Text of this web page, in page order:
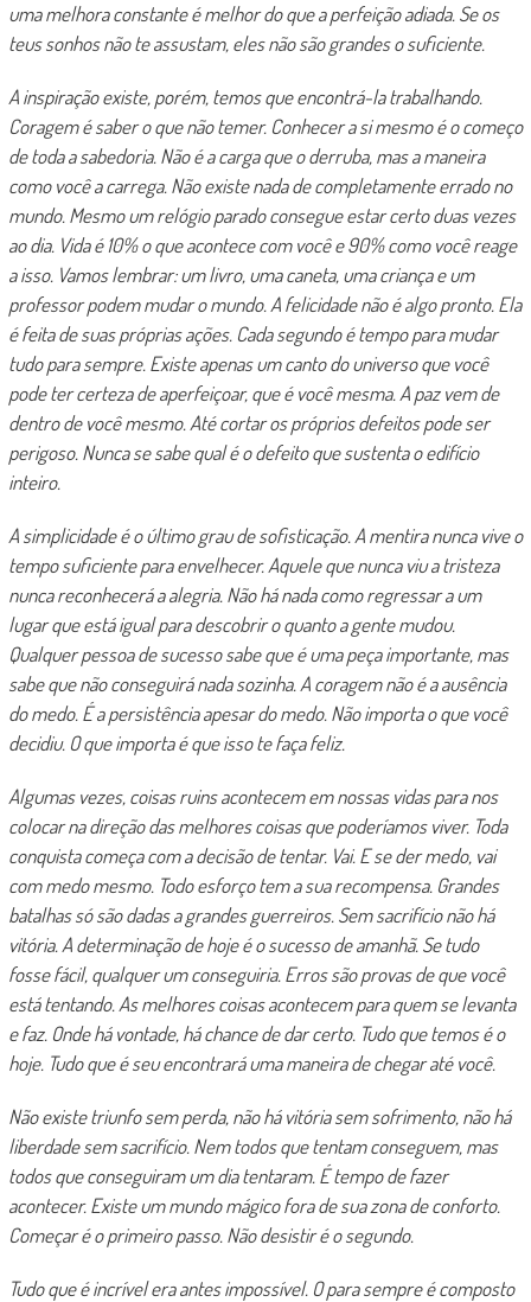
uma melhora constante é melhor do que a perfeição adiada. Se os
teus sonhos não te assustam, eles não são grandes o suficiente.
A inspiração existe, porém, temos que encontrá-la trabalhando.
Coragem é saber o que não temer. Conhecer a si mesmo é o começo
de toda a sabedoria. Não é a carga que o derruba, mas a maneira
como você a carrega. Não existe nada de completamente errado no
mundo. Mesmo um relógio parado consegue estar certo duas vezes
ao dia. Vida é 10% o que acontece com você e 90% como você reage
a isso. Vamos lembrar: um livro, uma caneta, uma criança e um
professor podem mudar o mundo. A felicidade não é algo pronto. Ela
é feita de suas próprias ações. Cada segundo é tempo para mudar
tudo para sempre. Existe apenas um canto do universo que você
pode ter certeza de aperfeiçoar, que é você mesma. A paz vem de
dentro de você mesmo. Até cortar os próprios defeitos pode ser
perigoso. Nunca se sabe qual é o defeito que sustenta o edifício
inteiro.
A simplicidade é o último grau de sofisticação. A mentira nunca vive o
tempo suficiente para envelhecer. Aquele que nunca viu a tristeza
nunca reconhecerá a alegria. Não há nada como regressar a um
lugar que está igual para descobrir o quanto a gente mudou.
Qualquer pessoa de sucesso sabe que é uma peça importante, mas
sabe que não conseguirá nada sozinha. A coragem não é a ausência
do medo. É a persistência apesar do medo. Não importa o que você
decidiu. O que importa é que isso te faça feliz.
Algumas vezes, coisas ruins acontecem em nossas vidas para nos
colocar na direção das melhores coisas que poderíamos viver. Toda
conquista começa com a decisão de tentar. Vai. E se der medo, vai
com medo mesmo. Todo esforço tem a sua recompensa. Grandes
batalhas só são dadas a grandes guerreiros. Sem sacrifício não há
vitória. A determinação de hoje é o sucesso de amanhã. Se tudo
fosse fácil, qualquer um conseguiria. Erros são provas de que você
está tentando. As melhores coisas acontecem para quem se levanta
e faz. Onde há vontade, há chance de dar certo. Tudo que temos é o
hoje. Tudo que é seu encontrará uma maneira de chegar até você.
Não existe triunfo sem perda, não há vitória sem sofrimento, não há
liberdade sem sacrifício. Nem todos que tentam conseguem, mas
todos que conseguiram um dia tentaram. É tempo de fazer
acontecer. Existe um mundo mágico fora de sua zona de conforto.
Começar é o primeiro passo. Não desistir é o segundo.
Tudo que é incrível era antes impossível. O para sempre é composto